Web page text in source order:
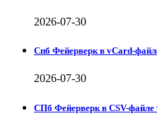
2026-07-30
Спб Фейерверк в vCard-
2026-07-30
СПб Фейерверк в CSV-файле